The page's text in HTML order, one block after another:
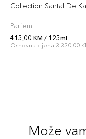
Collection Santal De
Parfem
415,00 KM / 125ml
Osnovna cijena 3.320,00
Može